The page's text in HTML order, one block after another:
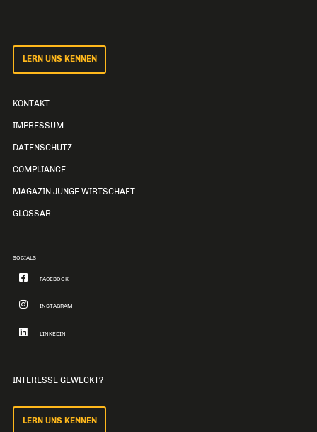
LERN UNS KENNEN
KONTAKT
IMPRESSUM
DATENSCHUTZ
COMPLIANCE
MAGAZIN JUNGE WIRTSCHAFT
GLOSSAR
SOCIALS
FACEBOOK
INSTAGRAM
LINKEDIN
INTERESSE GEWECKT?
LERN UNS KENNEN